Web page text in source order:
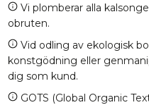
Vi plomberar alla
obruten.
Vid odling av ekologisk
konstgödning eller
dig som kund.
GOTS (Global Organic